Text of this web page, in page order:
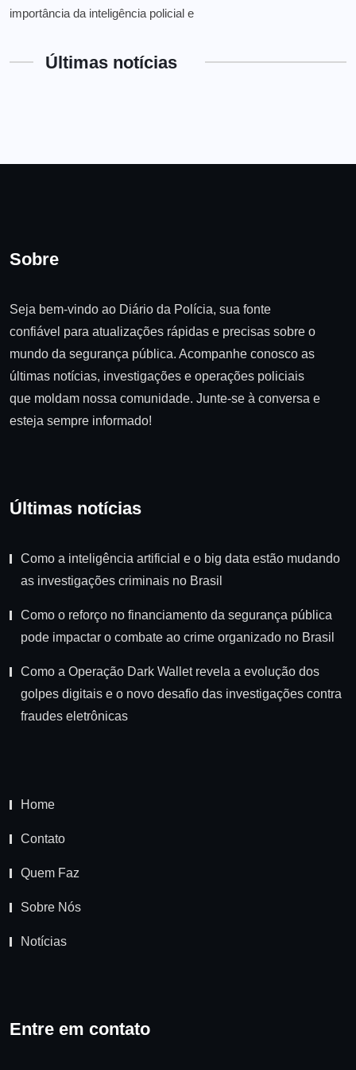
importância da inteligência policial e
Últimas notícias
Sobre
Seja bem-vindo ao Diário da Polícia, sua fonte
confiável para atualizações rápidas e precisas sobre o
mundo da segurança pública. Acompanhe conosco as
últimas notícias, investigações e operações policiais
que moldam nossa comunidade. Junte-se à conversa e
esteja sempre informado!
Últimas notícias
Como a inteligência artificial e o big data estão mudando
as investigações criminais no Brasil
Como o reforço no financiamento da segurança pública
pode impactar o combate ao crime organizado no Brasil
Como a Operação Dark Wallet revela a evolução dos
golpes digitais e o novo desafio das investigações contra
fraudes eletrônicas
Home
Contato
Quem Faz
Sobre Nós
Notícias
Entre em contato